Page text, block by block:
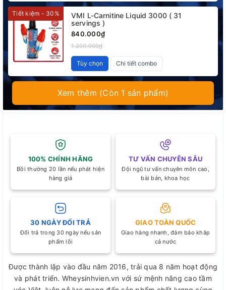
Tiết kiệm - 30%
VMI L-Carnitine Liquid 3000 ( 31
servings )
840.000₫
1.200.000₫
Tùy chọn Chi tiết combo
Xem thêm (Còn 1 sản phẩm)
100% CHÍNH HÃNG
Bồi thường 20 lần nếu phát hiện
hàng giả
TƯ VẤN CHUYÊN SÂU
Đội ngũ tư vấn chuyên môn cao,
bài bản, khoa học
30 NGÀY ĐỔI TRẢ
Đổi trả trong 30 ngày nếu sản
phẩm lỗi
GIAO TOÀN QUỐC
Giao hàng nhanh, đảm bảo khắp
cả nước
Được thành lập vào đầu năm 2016, trải qua 8 năm hoạt động
và phát triển. Wheysinhvien.vn với sứ mệnh nâng cao tầm